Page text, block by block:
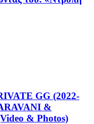
GG (2022-
&
& Photos)